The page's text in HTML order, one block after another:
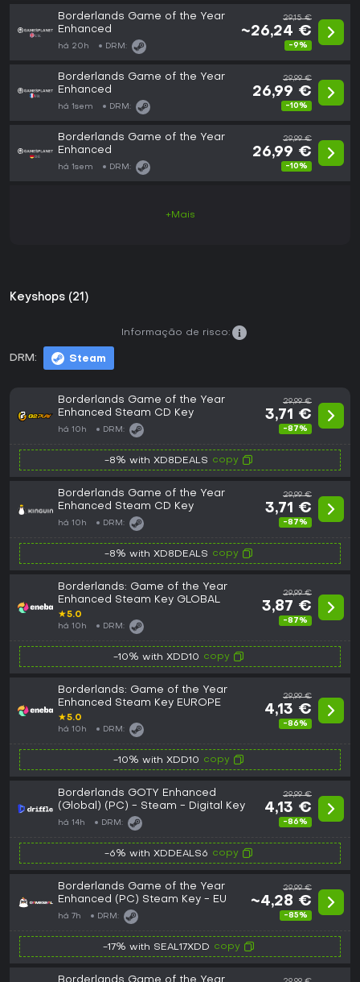
Borderlands Game of the Year
Enhanced
há 20h DRM:
29,15 €
~26,24 €
-9%
Borderlands Game of the Year
Enhanced
há 1sem DRM:
29,99 €
26,99 €
-10%
Borderlands Game of the Year
Enhanced
há 1sem DRM:
29,99 €
26,99 €
-10%
+Mais
Keyshops (21)
DRM: Steam
Informação de risco:
Borderlands Game of the Year
Enhanced Steam CD Key
há 10h DRM:
29,99 €
3,71 €
-87%
-8% with XD8DEALS copy
Borderlands Game of the Year
Enhanced Steam CD Key
há 10h DRM:
29,99 €
3,71 €
-87%
-8% with XD8DEALS copy
Borderlands: Game of the Year
Enhanced Steam Key GLOBAL
★5.0
há 10h DRM:
29,99 €
3,87 €
-87%
-10% with XDD10 copy
Borderlands: Game of the Year
Enhanced Steam Key EUROPE
★5.0
há 10h DRM:
29,99 €
4,13 €
-86%
-10% with XDD10 copy
Borderlands GOTY Enhanced
(Global) (PC) - Steam - Digital Key
há 14h DRM:
29,99 €
4,13 €
-86%
-6% with XDDEALS6 copy
Borderlands Game of the Year
Enhanced (PC) Steam Key - EU
há 7h DRM:
29,99 €
~4,28 €
-85%
-17% with SEAL17XDD copy